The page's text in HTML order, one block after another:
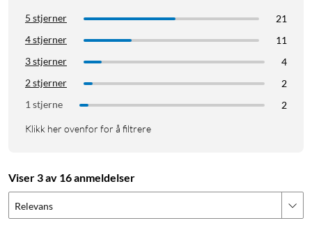
5 stjerner
21
4 stjerner
11
3 stjerner
4
2 stjerner
2
1 stjerne
2
Klikk her ovenfor for å filtrere
Viser 3 av 16 anmeldelser
Relevans